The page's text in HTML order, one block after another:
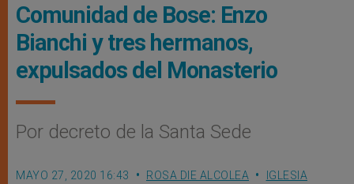
Comunidad de Bose: Enzo
Bianchi y tres hermanos,
expulsados del Monasterio
Por decreto de la Santa Sede
MAYO 27, 2020 16:43 ROSA DIE ALCOLEA
IGLESIA